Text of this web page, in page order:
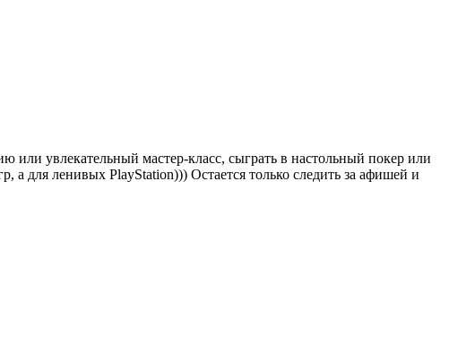
или увлекательный мастер-класс, сыграть в настольный покер или
а для ленивых PlayStation))) Остается только следить за афишей и